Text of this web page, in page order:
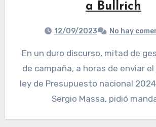
a Bullrich
12/09/2023 No hay
En un duro discurso, mitad de gestión y mitad
de campaña, a horas de enviar
ley de Presupuesto nacional
Sergio Massa, pidió